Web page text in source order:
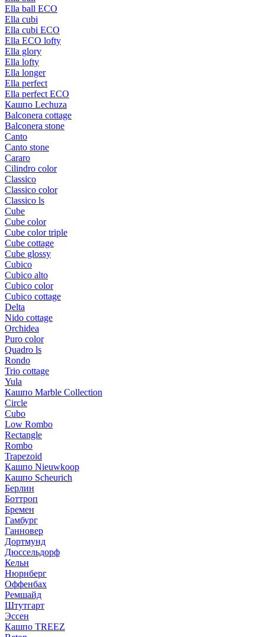
Ella ball ECO
Ella cubi
Ella cubi ECO
Ella ECO lofty
Ella glory
Ella lofty
Ella longer
Ella perfect
Ella perfect ECO
Кашпо Lechuza
Balconera cottage
Balconera stone
Canto
Canto stone
Cararo
Cilindro color
Classico
Classico color
Classico ls
Cube
Cube color
Cube color triple
Cube cottage
Cube glossy
Cubico
Cubico alto
Cubico color
Cubico cottage
Delta
Nido cottage
Orchidea
Puro color
Quadro ls
Rondo
Trio cottage
Yula
Кашпо Marble Collection
Circle
Cubo
Low Rombo
Rectangle
Rombo
Trapezoid
Кашпо Nieuwkoop
Кашпо Scheurich
Берлин
Боттроп
Бремен
Гамбург
Ганновер
Дортмунд
Дюссельдорф
Кельн
Нюрнберг
Оффенбах
Ремшайд
Штутгарт
Эссен
Кашпо TREEZ